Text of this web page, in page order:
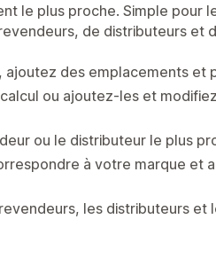
le plus proche. Simple pour
de distributeurs et
ajoutez des emplacements et
ou ajoutez-les et
ou le distributeur le plus
à votre marque et
les distributeurs et